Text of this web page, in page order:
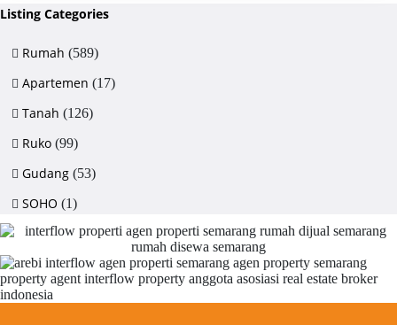
Listing Categories
Rumah (589)
Apartemen (17)
Tanah (126)
Ruko (99)
Gudang (53)
SOHO (1)